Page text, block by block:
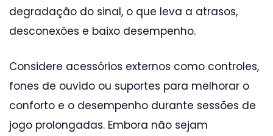
degradação do sinal, o que leva a atrasos,
desconexões e baixo desempenho.
Considere acessórios externos como controles,
fones de ouvido ou suportes para melhorar o
conforto e o desempenho durante sessões de
jogo prolongadas. Embora não sejam